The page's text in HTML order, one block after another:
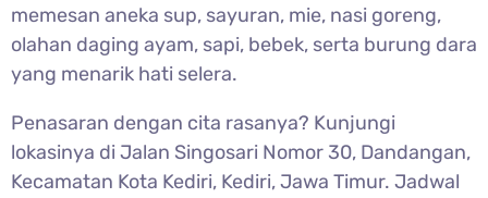
memesan aneka sup, sayuran, mie, nasi goreng,
olahan daging ayam, sapi, bebek, serta burung dara
yang menarik hati selera.
Penasaran dengan cita rasanya? Kunjungi
lokasinya di Jalan Singosari Nomor 30, Dandangan,
Kecamatan Kota Kediri, Kediri, Jawa Timur. Jadwal